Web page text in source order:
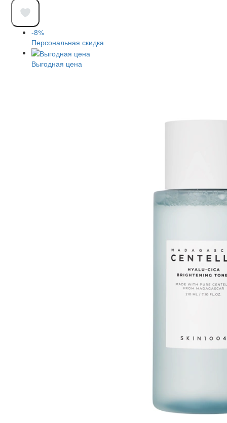
-8%
Персональная скидка
Выгодная цена